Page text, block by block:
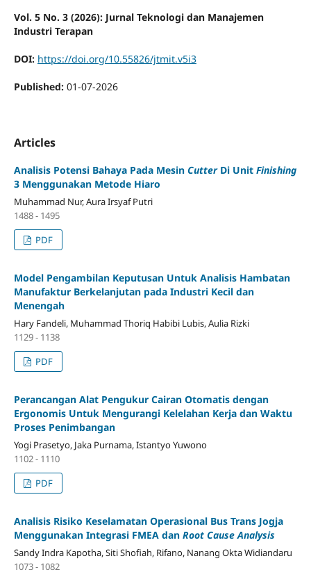
Vol. 5 No. 3 (2026): Jurnal Teknologi dan Manajemen
Industri Terapan
DOI: https://doi.org/10.55826/jtmit.v5i3
Published: 01-07-2026
Articles
Analisis Potensi Bahaya Pada Mesin CutterDi UnitFinishing
3 Menggunakan Metode Hiaro
Muhammad Nur, Aura Irsyaf Putri
1488 - 1495
PDF
Model Pengambilan Keputusan Untuk Analisis Hambatan
Manufaktur Berkelanjutan pada Industri Kecil dan
Menengah
Hary Fandeli, Muhammad Thoriq Habibi Lubis, Aulia Rizki
1129 - 1138
PDF
Perancangan Alat Pengukur Cairan Otomatis dengan
Ergonomis Untuk Mengurangi Kelelahan Kerja dan Waktu
Proses Penimbangan
Yogi Prasetyo, Jaka Purnama, Istantyo Yuwono
1102 - 1110
PDF
Analisis Risiko Keselamatan Operasional Bus Trans Jogja
Menggunakan Integrasi FMEA dan Root Cause Analysis
Sandy Indra Kapotha, Siti Shofiah, Rifano, Nanang Okta Widiandaru
1073 - 1082